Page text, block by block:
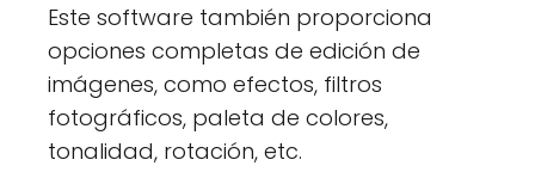
Este software también proporciona
opciones completas de edición de
imágenes, como efectos, filtros
fotográficos, paleta de colores,
tonalidad, rotación, etc.